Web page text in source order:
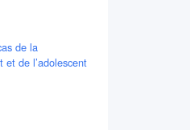
de la
et de l’adolescent